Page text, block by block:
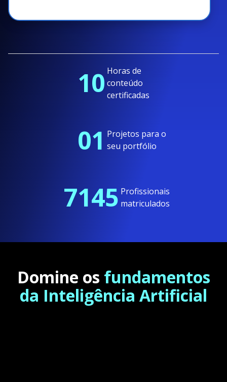
10 Horas de
conteúdo
certificadas
01 Projetos para o
seu portfólio
7145 Profissionais
matriculados
Domine os fundamentos
da Inteligência Artificial